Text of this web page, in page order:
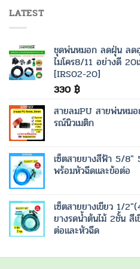
LATEST
ชุดพ่นหมอก ลดฝุ่น ลด
ไมโคร8/11 อย่างดี
[IRS02-20]
330 ฿
สายลมPU สายพ่นหม
รณ์นิวเมติก
เซ็ตสายยางสีฟ้า 5/
พร้อมหัวฉีดและข้อต่อ
เซ็ตสายยางเขียว 1/
ยางรดน้ำต้นไม้ 2ชั้น สี
ต่อและหัวฉีด